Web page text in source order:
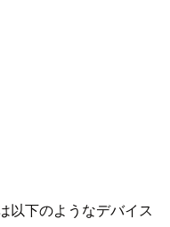
以下のようなデバイス